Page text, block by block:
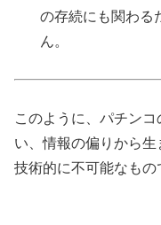
の存続にも関わる
ん。
このように、パチン
い、情報の偏りから生
技術的に不可能なもの